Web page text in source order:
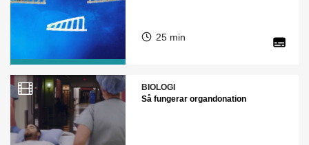
25 min
BIOLOGI
Så fungerar organdonation